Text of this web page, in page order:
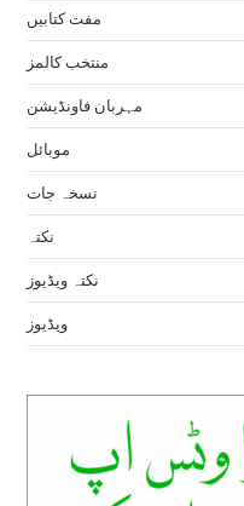
مفت کتابیں
منتخب کالمز
مہربان فاونڈیشن
موبائل
نسخہ جات
نکتہ
نکتہ ویڈیوز
ویڈیوز